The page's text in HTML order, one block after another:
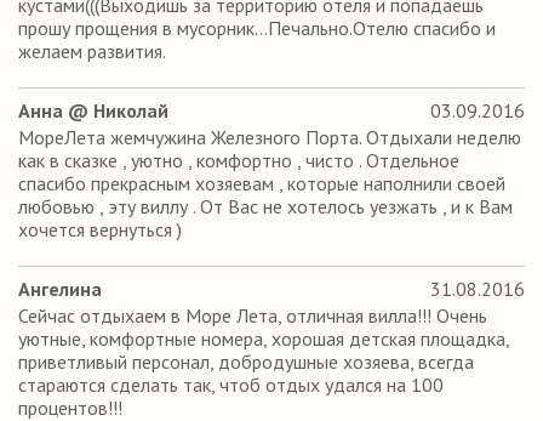
кустами(((Выходишь за территорию отеля и попадаешь
прошу прощения в мусорник...Печально.Отелю спасибо и
желаем развития.
Анна @ Николай
03.09.2016
МореЛета жемчужина Железного Порта. Отдыхали неделю
как в сказке , уютно , комфортно , чисто . Отдельное
спасибо прекрасным хозяевам , которые наполнили своей
любовью , эту виллу . От Вас не хотелось уезжать , и к Вам
хочется вернуться )
Ангелина
31.08.2016
Сейчас отдыхаем в Море Лета, отличная вилла!!! Очень
уютные, комфортные номера, хорошая детская площадка,
приветливый персонал, добродушные хозяева, всегда
стараются сделать так, чтоб отдых удался на 100
процентов!!!